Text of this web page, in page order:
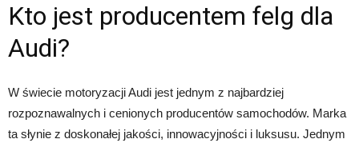
Kto jest producentem felg dla
Audi?
W świecie motoryzacji Audi jest jednym z najbardziej
rozpoznawalnych i cenionych producentów samochodów. Marka
ta słynie z doskonałej jakości, innowacyjności i luksusu. Jednym